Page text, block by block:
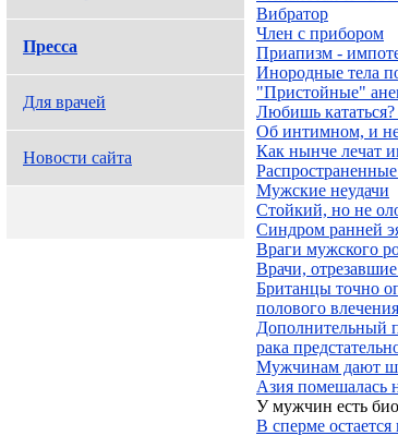
Пресса
Для врачей
Новости сайта
Вибратор
Член с прибором
Приапизм -
Инородные тела
"Пристойные"
Любишь
Об интимном, и не
Как нынче лечат
Мужские неудачи
Стойкий, но не
Синдром ранней
Враги мужского
Врачи,
Британцы точно
полового
Дополнительный
рака
Мужчинам дают
Азия помешалась
У мужчин есть
В сперме